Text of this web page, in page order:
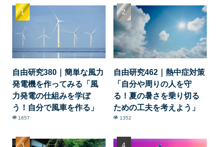
自由研究380｜簡単な風力
発電機を作ってみる「風
力発電の仕組みを学ぼ
う！自分で風車を作る」
1657
自由研究462｜熱中症対策
「自分や周りの人を守
る！夏の暑さを乗り切る
ための工夫を考えよう」
1352